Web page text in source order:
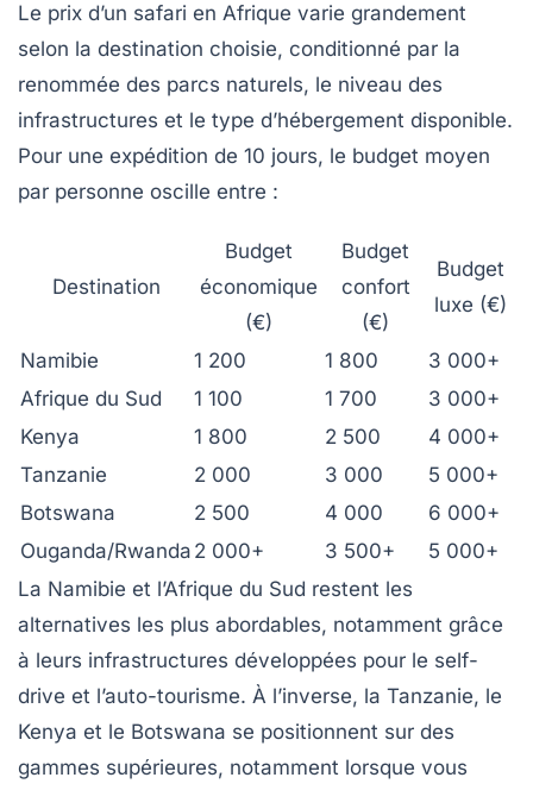
Le prix d’un safari en Afrique varie grandement
selon la destination choisie, conditionné par la
renommée des parcs naturels, le niveau des
infrastructures et le type d’hébergement disponible.
Pour une expédition de 10 jours, le budget moyen
par personne oscille entre :
Destination
Budget
économique
(€)
Budget
confort
(€)
Budget
luxe (€)
Namibie 1 200 1 800
3 000+
Afrique du Sud
1 100 1 700
3 000+
Kenya
1 800 2 500
4 000+
Tanzanie
2 000 3 000
5 000+
Botswana
2 500 4 000
6 000+
Ouganda/Rwanda 2 000+ 3 500+
5 000+
La Namibie et l’Afrique du Sud restent les
alternatives les plus abordables, notamment grâce
à leurs infrastructures développées pour le self-
drive et l’auto-tourisme. À l’inverse, la Tanzanie, le
Kenya et le Botswana se positionnent sur des
gammes supérieures, notamment lorsque vous